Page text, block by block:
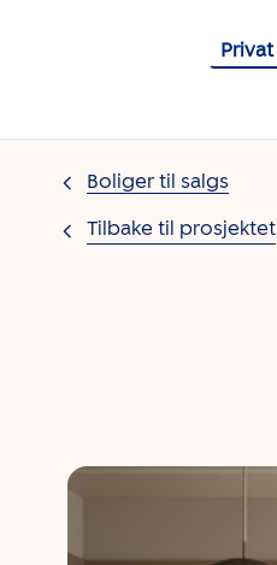
Privat
Boliger til salgs
Tilbake til prosjektet